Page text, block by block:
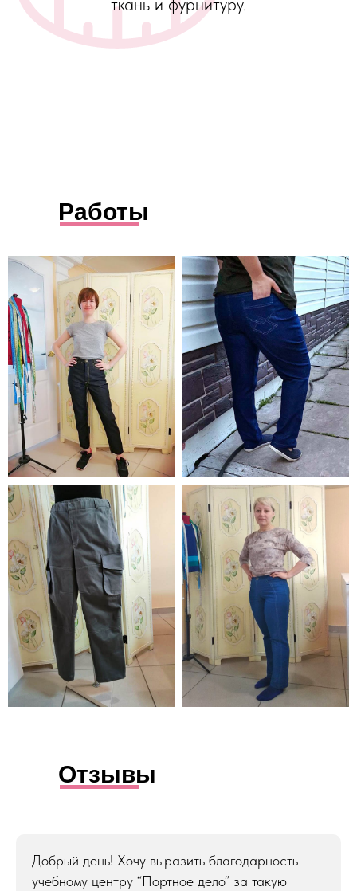
Работы
Отзывы
Добрый день! Хочу выразить благодарность
учебному центру “Портное дело” за такую